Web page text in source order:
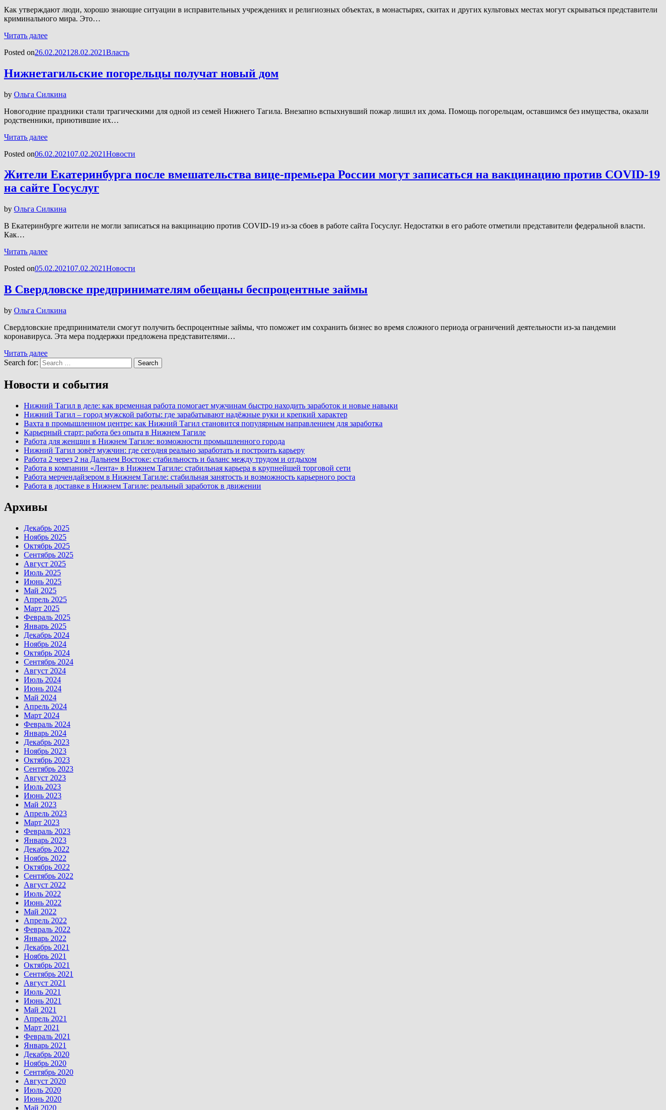
Как утверждают люди, хорошо знающие ситуации в исправительных учреждениях и религиозных объектах, в монастырях, скитах и других культовых местах могут скрываться представители
криминального мира. Это…
Читать далее
Posted on26.02.2021 28.02.2021Власть
Нижнетагильские погорельцы получат новый дом
by Ольга Силкина
Новогодние праздники стали трагическими для одной из семей Нижнего Тагила. Внезапно вспыхнувший пожар лишил их дома. Помощь погорельцам, оставшимся без имущества, оказали
родственники, приютившие их…
Читать далее
Posted on06.02.202107.02.2021Новости
Жители Екатеринбурга после вмешательства вице-премьера России могут записаться на вакцинацию против COVID-19
на сайте Госуслуг
by Ольга Силкина
В Екатеринбурге жители не могли записаться на вакцинацию против COVID-19 из-за сбоев в работе сайта Госуслуг. Недостатки в его работе отметили представители федеральной власти.
Как…
Читать далее
Posted on05.02.202107.02.2021Новости
В Свердловске предпринимателям обещаны беспроцентные займы
by Ольга Силкина
Свердловские предприниматели смогут получить беспроцентные займы, что поможет им сохранить бизнес во время сложного периода ограничений деятельности из-за пандемии
коронавируса. Эта мера поддержки предложена представителями…
Читать далее
Search for:
Search
Новости и события
Нижний Тагил в деле: как временная работа помогает мужчинам быстро находить заработок и новые навыки
Нижний Тагил – город мужской работы: где зарабатывают надёжные руки и крепкий характер
Вахта в промышленном центре: как Нижний Тагил становится популярным направлением для заработка
Карьерный старт: работа без опыта в Нижнем Тагиле
Работа для женщин в Нижнем Тагиле: возможности промышленного города
Нижний Тагил зовёт мужчин: где сегодня реально заработать и построить карьеру
Работа 2 через 2 на Дальнем Востоке: стабильность и баланс между трудом и отдыхом
Работа в компании «Лента» в Нижнем Тагиле: стабильная карьера в крупнейшей торговой сети
Работа мерчендайзером в Нижнем Тагиле: стабильная занятость и возможность карьерного роста
Работа в доставке в Нижнем Тагиле: реальный заработок в движении
Архивы
Декабрь 2025
Ноябрь 2025
Октябрь 2025
Сентябрь 2025
Август 2025
Июль 2025
Июнь 2025
Май 2025
Апрель 2025
Март 2025
Февраль 2025
Январь 2025
Декабрь 2024
Ноябрь 2024
Октябрь 2024
Сентябрь 2024
Август 2024
Июль 2024
Июнь 2024
Май 2024
Апрель 2024
Март 2024
Февраль 2024
Январь 2024
Декабрь 2023
Ноябрь 2023
Октябрь 2023
Сентябрь 2023
Август 2023
Июль 2023
Июнь 2023
Май 2023
Апрель 2023
Март 2023
Февраль 2023
Январь 2023
Декабрь 2022
Ноябрь 2022
Октябрь 2022
Сентябрь 2022
Август 2022
Июль 2022
Июнь 2022
Май 2022
Апрель 2022
Февраль 2022
Январь 2022
Декабрь 2021
Ноябрь 2021
Октябрь 2021
Сентябрь 2021
Август 2021
Июль 2021
Июнь 2021
Май 2021
Апрель 2021
Март 2021
Февраль 2021
Январь 2021
Декабрь 2020
Ноябрь 2020
Сентябрь 2020
Август 2020
Июль 2020
Июнь 2020
Май 2020